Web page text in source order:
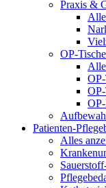
Praxis &
OP-
Patienten-
Alles